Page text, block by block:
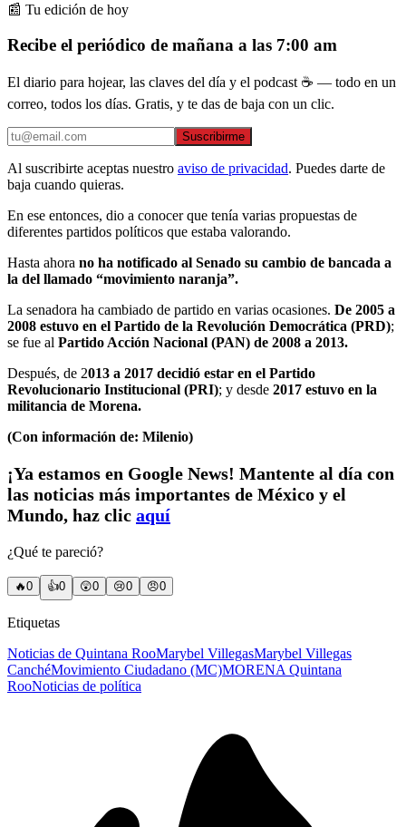
📰 Tu edición de hoy
Recibe el periódico de mañana a las 7:00 am
El diario para hojear, las claves del día y el podcast ☕ — todo en un
correo, todos los días. Gratis, y te das de baja con un clic.
Suscribirme
Al suscribirte aceptas nuestro aviso de privacidad. Puedes darte de
baja cuando quieras.
En ese entonces, dio a conocer que tenía varias propuestas de
diferentes partidos políticos que estaba valorando.
Hasta ahora no ha notificado al Senado su cambio de bancada a
la del llamado “movimiento naranja”.
La senadora ha cambiado de partido en varias ocasiones. De 2005 a
2008 estuvo en el Partido de la Revolución Democrática (PRD);
se fue al Partido Acción Nacional (PAN) de 2008 a 2013.
Después, de 2013 a 2017 decidió estar en el Partido
Revolucionario Institucional (PRI); y desde 2017 estuvo en la
militancia de Morena.
(Con información de: Milenio)
¡Ya estamos en Google News! Mantente al día con
las noticias más importantes de México y el
Mundo, haz clic aquí
¿Qué te pareció?
🔥0 👍0 😲0 😢0 😠0
Etiquetas
Noticias de Quintana RooMarybel VillegasMarybel Villegas
CanchéMovimiento Ciudadano (MC)MORENA Quintana
RooNoticias de política